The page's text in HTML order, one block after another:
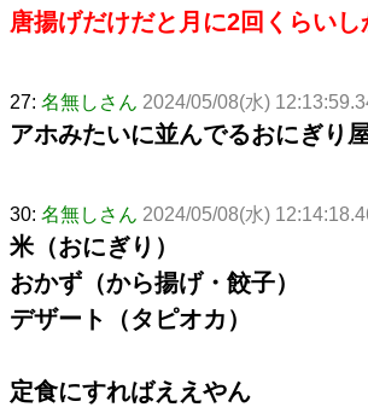
唐揚げだけだと月に2回くらい
27: 名無しさん 2024/05/08(水)
アホみたいに並んでるおにぎり
30: 名無しさん 2024/05/08(水)
米（おにぎり）
おかず（から揚げ・餃子）
デザート（タピオカ）
定食にすればええやん